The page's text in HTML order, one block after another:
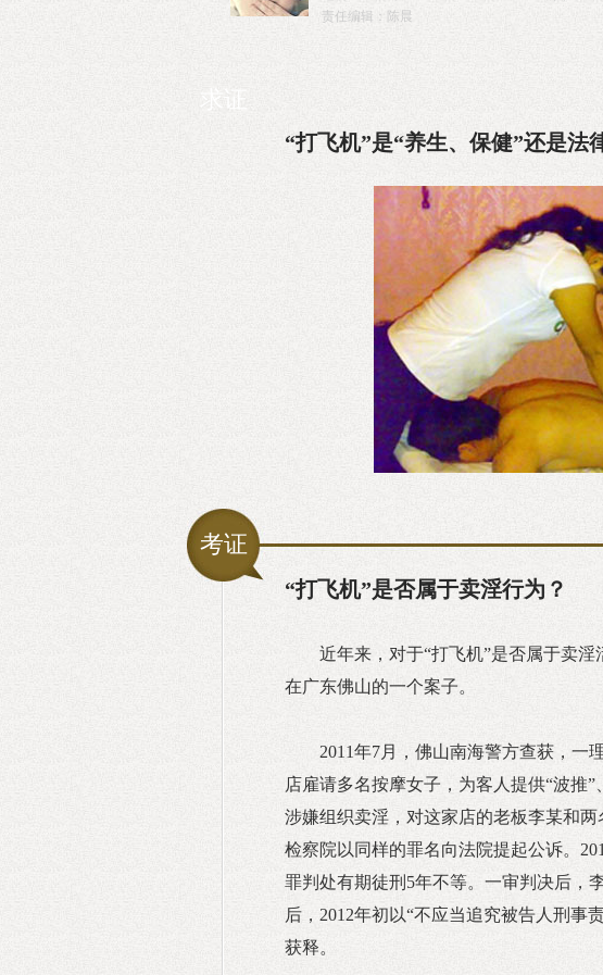
责任编辑：陈晨
求证
“打飞机”是“养生、保健”还是法
考证
“打飞机”是否属于卖淫行为？
近年来，对于“打飞机”是否属于卖
在广东佛山的一个案子。
2011年7月，佛山南海警方查获，一
店雇请多名按摩女子，为客人提供“波推
涉嫌组织卖淫，对这家店的老板李某和两
检察院以同样的罪名向法院提起公诉。
罪判处有期徒刑5年不等。一审判决后，
后，2012年初以“不应当追究被告人刑事
获释。